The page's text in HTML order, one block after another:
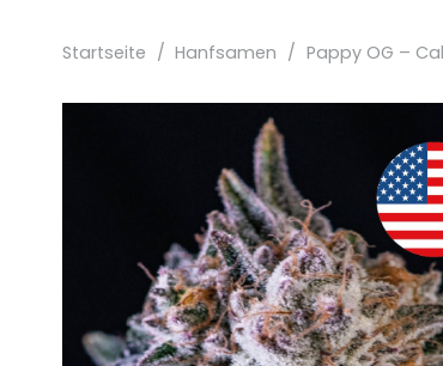
Startseite / Hanfsamen / Pappy OG –